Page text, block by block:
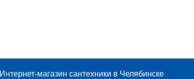
Интернет-магазин сантехники в Челябинске